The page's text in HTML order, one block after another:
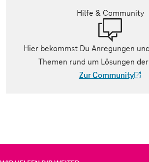
Hilfe & Community
Hier bekommst Du Anregungen
Themen rund um Lösungen
Zur Community
(Der Link wird in